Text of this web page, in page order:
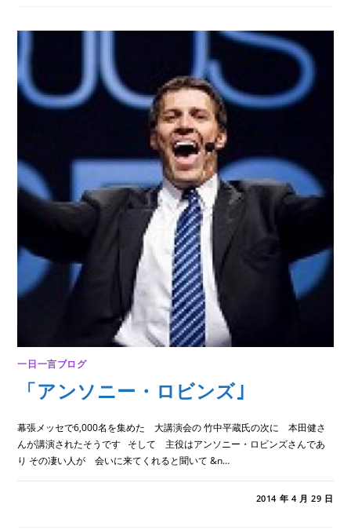
て｣
一日一言ブログ
「アンソニー・ロビンズ｣
幕張メッセで6,000名を集めた 大講演会の 竹中平蔵氏の次に 本田健さ
んが講演されたそうです そして 主役はアンソニー・ロビンズさんであ
り その凄い人が 会いに来てくれると聞いて &n…
2014 年 4 月 29 日